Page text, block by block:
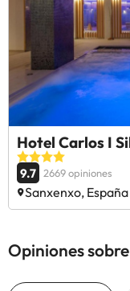
Hotel Carlos I
9.7 2669 opiniones
Sanxenxo, España
Opiniones